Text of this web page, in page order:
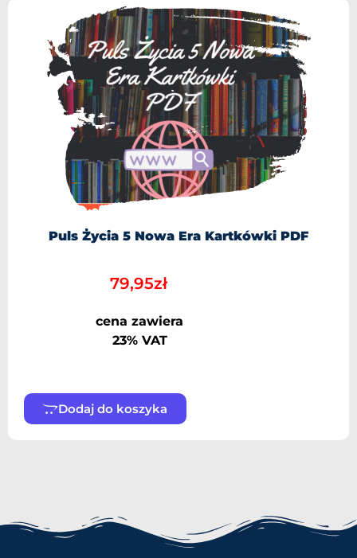
Puls Życia 5 Nowa Era Kartkówki PDF
79,95zł
cena zawiera
23% VAT
Dodaj do koszyka